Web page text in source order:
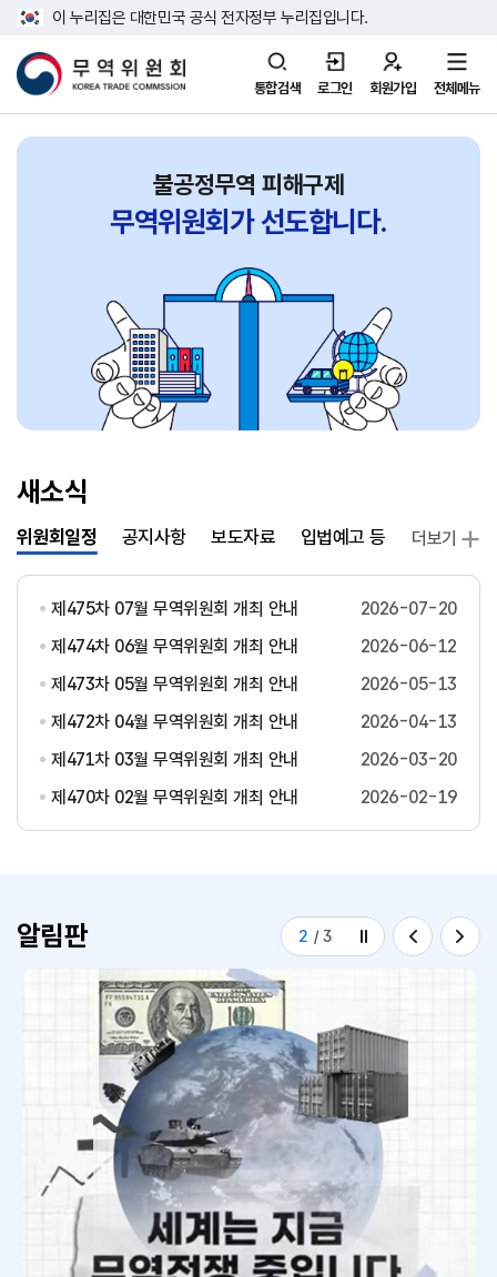
이 누리집은 대한민국 공식 전자정부 누리집입니다.
통합검색 로그인 회원가입 전체메뉴
불공정무역 피해구제
무역위원회가선도합니다.
새소식
위원회일정
제475차 07월 무역위원회 개최 안내
2026-07-20
제474차 06월 무역위원회 개최 안내
2026-06-12
제473차 05월 무역위원회 개최 안내
2026-05-13
제472차 04월 무역위원회 개최 안내
2026-04-13
제471차 03월 무역위원회 개최 안내
2026-03-20
제470차 02월 무역위원회 개최 안내
2026-02-19
더보기
공지사항 보도자료 입법예고 등 발간자료
알림판 2 / 3